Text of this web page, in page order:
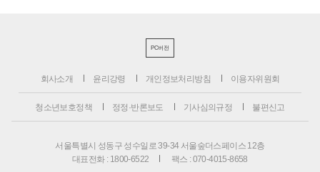
PC버전
회사소개 윤리강령 개인정보처리방침 이용자위원회
청소년보호정책 정정·반론보도 기사심의규정 불편신고
서울특별시 성동구 성수일로 39-34 서울숲더스페이스 12층
대표전화 : 1800-6522
팩스 : 070-4015-8658